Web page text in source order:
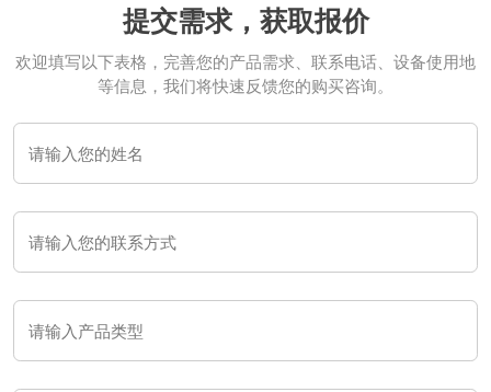
提交需求，获取报价
欢迎填写以下表格，完善您的产品需求、联系电话、设备使用地
等信息，我们将快速反馈您的购买咨询。